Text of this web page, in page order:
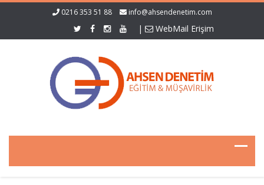
0216 353 51 88 info@ahsendenetim.com
| WebMail Erişim